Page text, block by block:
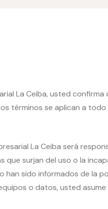
La Ceiba, usted
términos se aplican a
La Ceiba será
surjan del uso o la
sido informados de la
o datos, usted